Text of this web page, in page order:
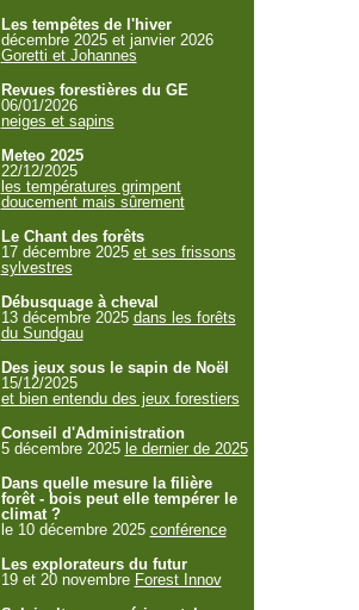
Les tempêtes de l'hiver
décembre 2025 et janvier 2026
Goretti et Johannes
Revues forestières du GE
06/01/2026
neiges et sapins
Meteo 2025
22/12/2025
les températures grimpent
doucement mais sûrement
Le Chant des forêts
17 décembre 2025 et ses frissons
sylvestres
Débusquage à cheval
13 décembre 2025 dans les forêts
du Sundgau
Des jeux sous le sapin de Noël
15/12/2025
et bien entendu des jeux forestiers
Conseil d'Administration
5 décembre 2025 le dernier de 2025
Dans quelle mesure la filière
forêt - bois peut elle tempérer le
climat ?
le 10 décembre 2025 conférence
Les explorateurs du futur
19 et 20 novembre Forest Innov